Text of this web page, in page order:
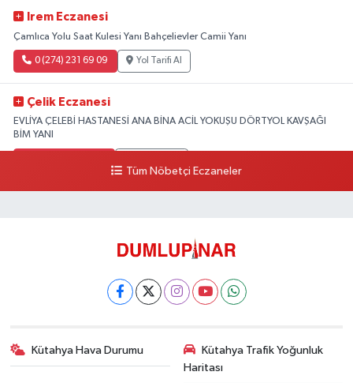
Irem Eczanesi
Çamlıca Yolu Saat Kulesi Yanı Bahçelievler Camii Yanı
0 (274) 231 69 09 Yol Tarifi Al
Çelik Eczanesi
EVLİYA ÇELEBİ HASTANESİ ANA BİNA ACİL YOKUŞU DÖRTYOL KAVŞAĞI
BİM YANI
Tüm Nöbetçi Eczaneler
Kütahya Hava Durumu
Kütahya Trafik Yoğunluk
Haritası